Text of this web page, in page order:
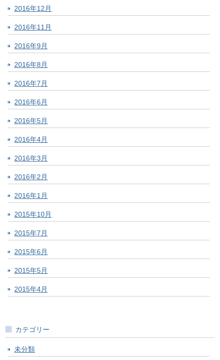
2016年12月
2016年11月
2016年9月
2016年8月
2016年7月
2016年6月
2016年5月
2016年4月
2016年3月
2016年2月
2016年1月
2015年10月
2015年7月
2015年6月
2015年5月
2015年4月
カテゴリー
未分類